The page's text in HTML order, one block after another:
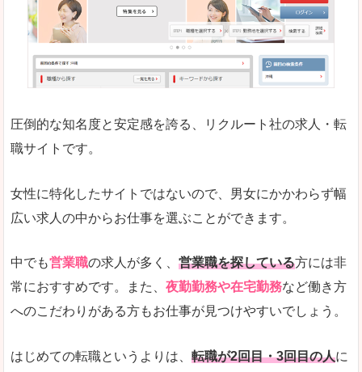
悪いところ
求人の掲載数が少ないです。
求人の掲載情報の文字が小さめで、少し見づらい
詳しい説明
女性でエンジニア職への転職をお考えの方は、こ
エンジニア職の求人においては、ほかにない専門
求人数が少ないので、逆に探しやすいといった一
圧倒的な知名度と安定感を誇る、リクルート社の求人・転
職サイトです。
女性に特化したサイトではないので、男女にかかわらず幅
広い求人の中からお仕事を選ぶことができます。
中でも営業職の求人が多く、 営業職を探している方には非
常におすすめです。また、 夜勤勤務や在宅勤務など働き方
へのこだわりがある方もお仕事が見つけやすいでしょう。
はじめての転職というよりは、 転職が2回目・3回目の人に